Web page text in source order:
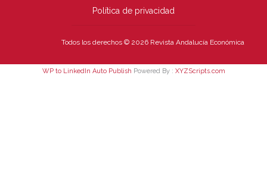
Política de privacidad
Todos los derechos © 2026 Revista Andalucía Económica
WP to LinkedIn Auto Publish Powered By : XYZScripts.com